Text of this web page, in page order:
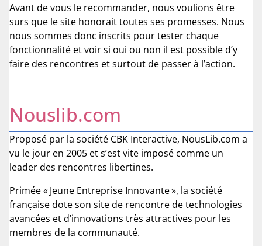
Avant de vous le recommander, nous voulions être
surs que le site honorait toutes ses promesses. Nous
nous sommes donc inscrits pour tester chaque
fonctionnalité et voir si oui ou non il est possible d’y
faire des rencontres et surtout de passer à l’action.
Nouslib.com
Proposé par la société CBK Interactive, NousLib.com a
vu le jour en 2005 et s’est vite imposé comme un
leader des rencontres libertines.
Primée « Jeune Entreprise Innovante », la société
française dote son site de rencontre de technologies
avancées et d’innovations très attractives pour les
membres de la communauté.